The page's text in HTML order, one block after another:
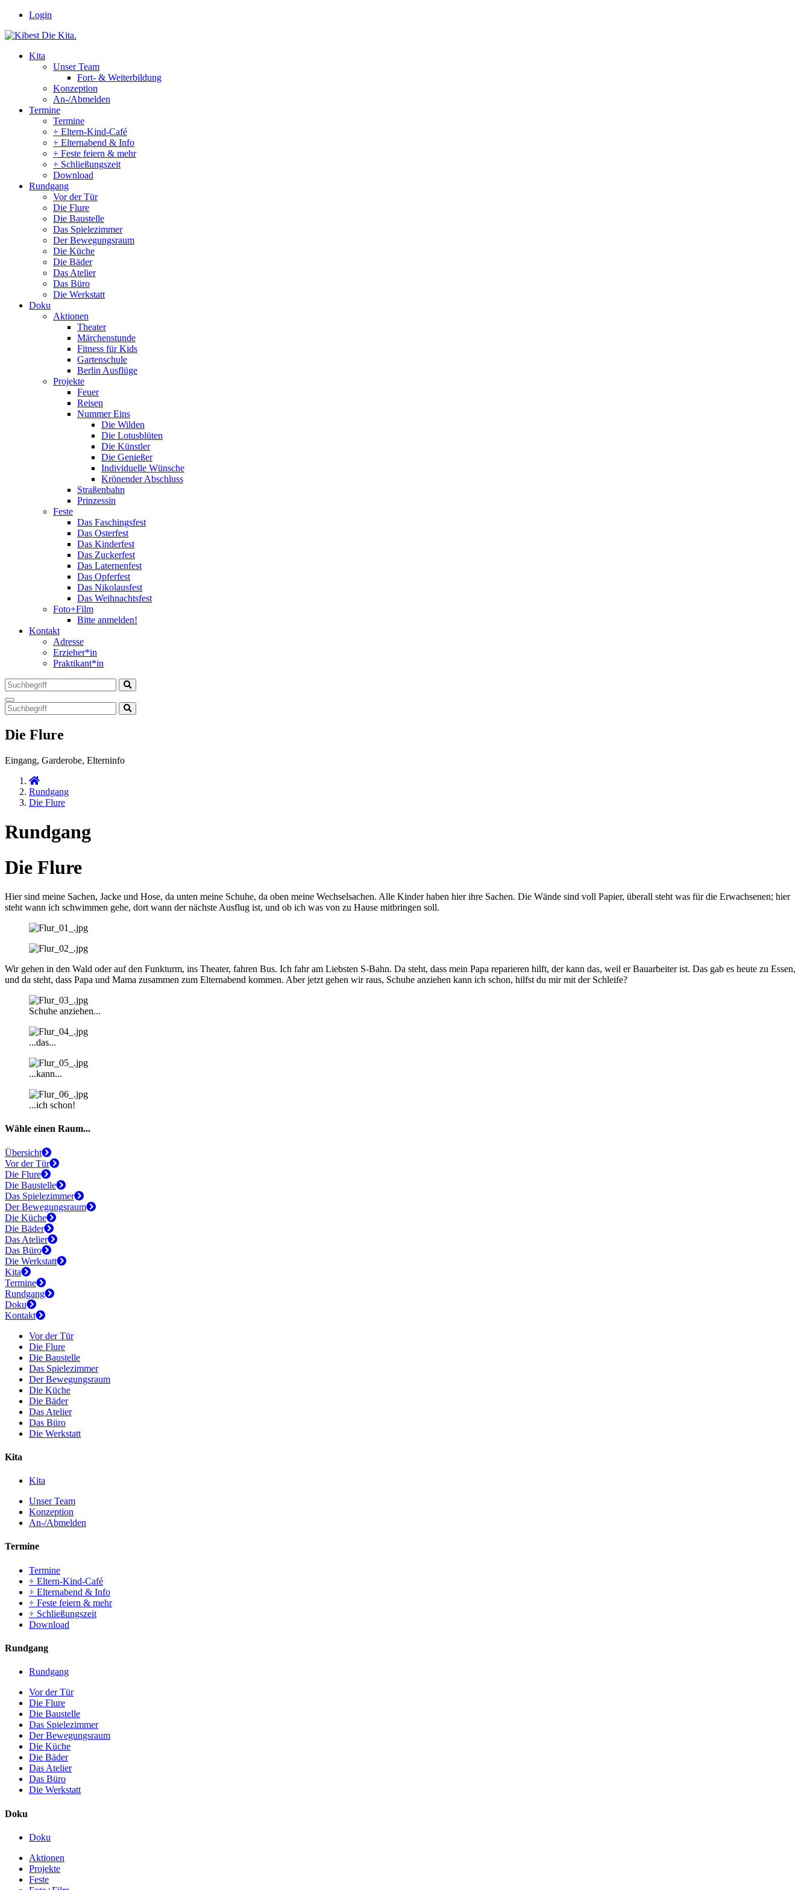
Zum
springen
Login
Kita
Unser Team
Fort- & Weiterbildung
Konzeption
An-/Abmelden
Termine
Termine
÷ Eltern-Kind-Café
÷ Elternabend & Info
÷ Feste feiern & mehr
÷ Schließungszeit
Download
Rundgang
Vor der Tür
Die Flure
Die Baustelle
Das Spielezimmer
Der Bewegungsraum
Die Küche
Die Bäder
Das Atelier
Das Büro
Die Werkstatt
Doku
Aktionen
Theater
Märchenstunde
Fitness für Kids
Gartenschule
Berlin Ausflüge
Projekte
Feuer
Reisen
Nummer Eins
Die Wilden
Die Lotusblüten
Die Künstler
Die Genießer
Individuelle Wünsche
Krönender Abschluss
Straßenbahn
Prinzessin
Feste
Das Faschingsfest
Das Osterfest
Das Kinderfest
Das Zuckerfest
Das Laternenfest
Das Opferfest
Das Nikolausfest
Das Weihnachtsfest
Foto+Film
Bitte anmelden!
Kontakt
Adresse
Erzieher*in
Praktikant*in
Die Flure
Eingang, Garderobe, Elterninfo
Rundgang
Die Flure
Rundgang
Die Flure
Hier sind meine Sachen, Jacke und Hose, da unten meine Schuhe, da oben meine Wechselsachen. Alle Kinder haben hier ihre Sachen. Die Wände sind voll Papier, überall steht was für die Erwachsenen; hier
steht wann ich schwimmen gehe, dort wann der nächste Ausflug ist, und ob ich was von zu Hause mitbringen soll.
Wir gehen in den Wald oder auf den Funkturm, ins Theater, fahren Bus. Ich fahr am Liebsten S-Bahn. Da steht, dass mein Papa reparieren hilft, der kann das, weil er Bauarbeiter ist. Das gab es heute zu Essen,
und da steht, dass Papa und Mama zusammen zum Elternabend kommen. Aber jetzt gehen wir raus, Schuhe anziehen kann ich schon, hilfst du mir mit der Schleife?
Schuhe anziehen...
...das...
...kann...
...ich schon!
Wähle einen Raum...
Übersicht
Vor der Tür
Die Flure
Die Baustelle
Das Spielezimmer
Der Bewegungsraum
Die Küche
Die Bäder
Das Atelier
Das Büro
Die Werkstatt
Kita
Termine
Rundgang
Doku
Kontakt
Vor der Tür
Die Flure
Die Baustelle
Das Spielezimmer
Der Bewegungsraum
Die Küche
Die Bäder
Das Atelier
Das Büro
Die Werkstatt
Kita
Kita
Unser Team
Konzeption
An-/Abmelden
Termine
Termine
÷ Eltern-Kind-Café
÷ Elternabend & Info
÷ Feste feiern & mehr
÷ Schließungszeit
Download
Rundgang
Rundgang
Vor der Tür
Die Flure
Die Baustelle
Das Spielezimmer
Der Bewegungsraum
Die Küche
Die Bäder
Das Atelier
Das Büro
Die Werkstatt
Doku
Doku
Aktionen
Projekte
Feste